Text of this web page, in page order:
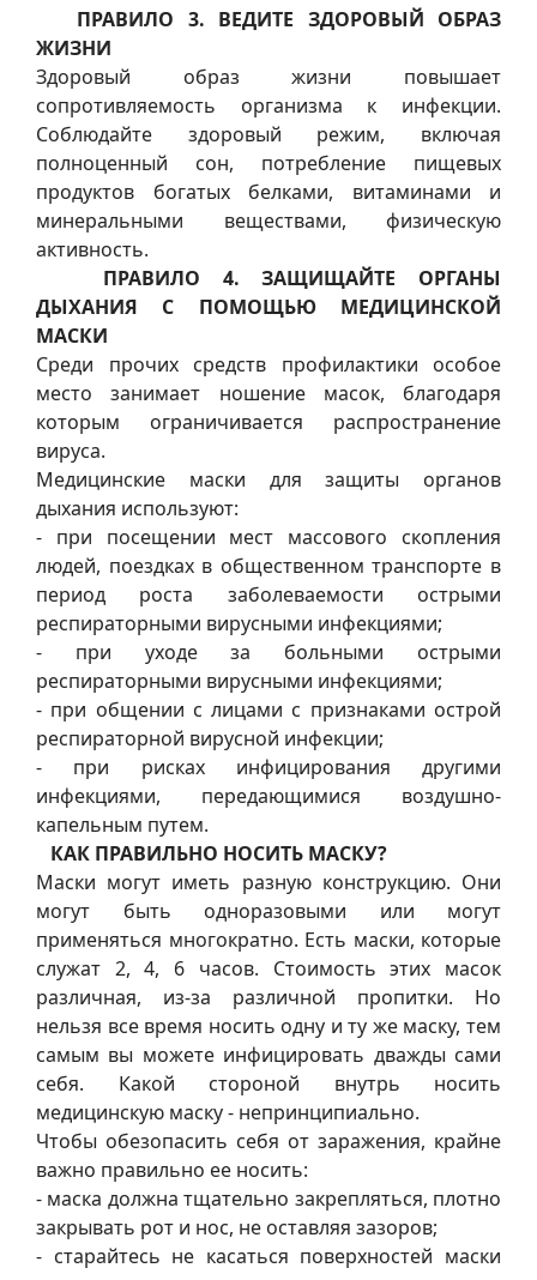
ПРАВИЛО 3. ВЕДИТЕ ЗДОРОВЫЙ ОБРАЗ
ЖИЗНИ
Здоровый образ жизни повышает
сопротивляемость организма к инфекции.
Соблюдайте здоровый режим, включая
полноценный сон, потребление пищевых
продуктов богатых белками, витаминами и
минеральными веществами, физическую
активность.
ПРАВИЛО 4. ЗАЩИЩАЙТЕ ОРГАНЫ
ДЫХАНИЯ С ПОМОЩЬЮ МЕДИЦИНСКОЙ
МАСКИ
Среди прочих средств профилактики особое
место занимает ношение масок, благодаря
которым ограничивается распространение
вируса.
Медицинские маски для защиты органов
дыхания используют:
- при посещении мест массового скопления
людей, поездках в общественном транспорте в
период роста заболеваемости острыми
респираторными вирусными инфекциями;
- при уходе за больными острыми
респираторными вирусными инфекциями;
- при общении с лицами с признаками острой
респираторной вирусной инфекции;
- при рисках инфицирования другими
инфекциями, передающимися воздушно-
капельным путем.
КАК ПРАВИЛЬНО НОСИТЬ МАСКУ?
Маски могут иметь разную конструкцию. Они
могут быть одноразовыми или могут
применяться многократно. Есть маски, которые
служат 2, 4, 6 часов. Стоимость этих масок
различная, из-за различной пропитки. Но
нельзя все время носить одну и ту же маску, тем
самым вы можете инфицировать дважды сами
себя. Какой стороной внутрь носить
медицинскую маску - непринципиально.
Чтобы обезопасить себя от заражения, крайне
важно правильно ее носить:
- маска должна тщательно закрепляться, плотно
закрывать рот и нос, не оставляя зазоров;
- старайтесь не касаться поверхностей маски